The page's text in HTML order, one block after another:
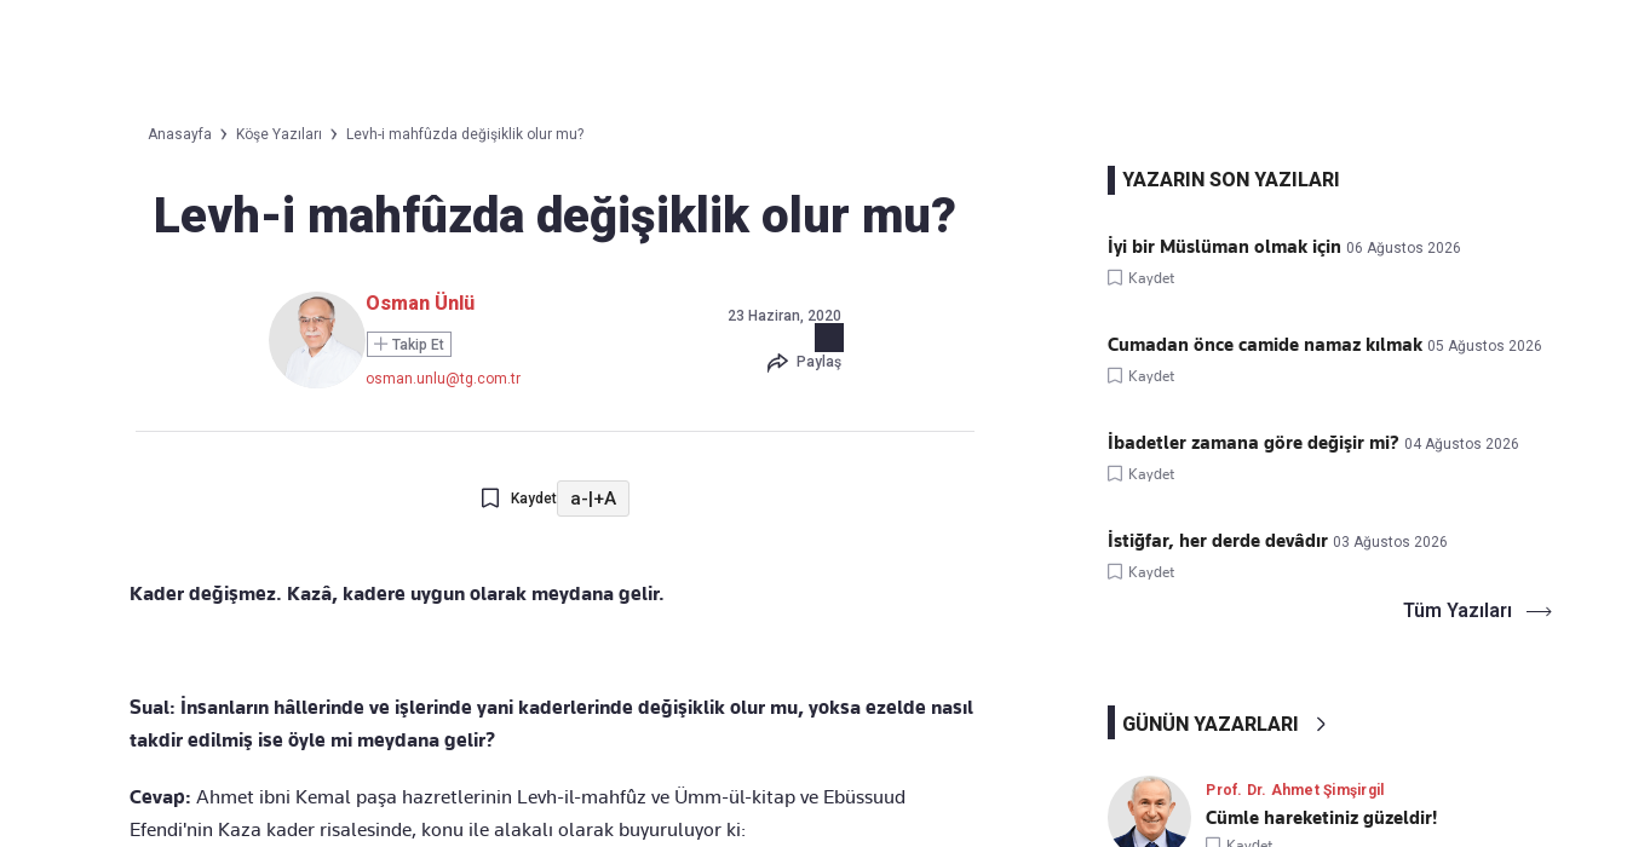
Favori mecralarınızda haber
Anasayfa Köşe Yazıları Levh-i mahfûzda değişiklik olur mu?
Levh-i mahfûzda değişiklik olur mu?
Osman Ünlü
Takip Et
osman.unlu@tg.com.tr
23 Haziran, 2020
Paylaş
Kaydet a-|+A
Kader değişmez. Kazâ, kadere uygun olarak meydana gelir.
Sual: İnsanların hâllerinde ve işlerinde yani kaderlerinde değişiklik olur mu, yoksa ezelde nasıl
takdir edilmiş ise öyle mi meydana gelir?
Cevap: Ahmet ibni Kemal paşa hazretlerinin Levh-il-mahfûz ve Ümm-ül-kitap ve Ebüssuud
Efendi'nin Kaza kader risalesinde, konu ile alakalı olarak buyuruluyor ki:
YAZARIN SON YAZILARI
İyi bir Müslüman olmak için 06 Ağustos 2026
Kaydet
Cumadan önce camide namaz kılmak 05 Ağustos 2026
Kaydet
İbadetler zamana göre değişir mi? 04 Ağustos 2026
Kaydet
İstiğfar, her derde devâdır 03 Ağustos 2026
Kaydet
Tüm Yazıları
GÜNÜN YAZARLARI
Prof. Dr. Ahmet Şimşirgil
Cümle hareketiniz güzeldir!